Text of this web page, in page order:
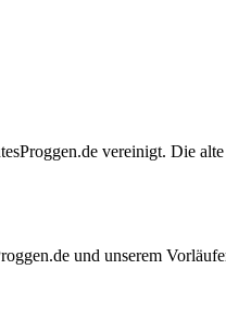
vereinigt. Die
und unserem